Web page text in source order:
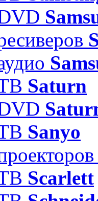
Saturn
Sanyo
Scarlett